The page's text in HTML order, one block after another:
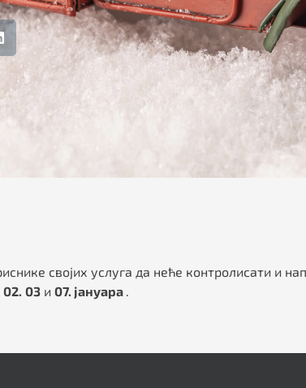
својих услуга да неће контролисати и
02. 03 и 07. јануара .